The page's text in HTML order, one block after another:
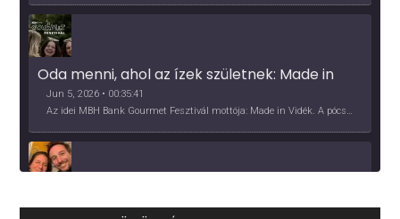
Oda menni, ahol az ízek születnek: Made in
Vidék, Gourmet Fesztivál 2026
Jun 5, 2026 • 00:35:41
Az idei MBH Bank Gourmet Fesztivál mottója: Made in Vidék. A pócsmegyeri Papi, a mályinkai Iszkor és a szigligeti Villa Kabala tulajdonosai beszélnek arról, hogy mit jelentenek nekik a vidék ízei.